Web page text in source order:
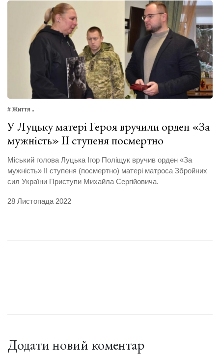
# Життя
У Луцьку матері Героя вручили орден «За
мужність» ІІ ступеня посмертно
Міський голова Луцька Ігор Поліщук вручив орден «За
мужність» ІІ ступеня (посмертно) матері матроса Збройних
сил України Приступи Михайла Сергійовича.
28 Листопада 2022
Додати новий коментар